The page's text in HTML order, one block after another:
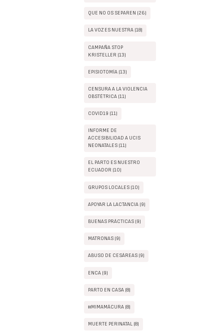
QUE NO OS SEPAREN (26)
LA VOZ ES NUESTRA (18)
CAMPAÑA STOP
KRISTELLER (13)
EPISIOTOMÍA (13)
CENSURA A LA VIOLENCIA
OBSTÉTRICA (11)
COVID19 (11)
INFORME DE
ACCESIBILIDAD A UCIS
NEONATALES (11)
EL PARTO ES NUESTRO
ECUADOR (10)
GRUPOS LOCALES (10)
APOYAR LA LACTANCIA (9)
BUENAS PRÁCTICAS (9)
MATRONAS (9)
ABUSO DE CESÁREAS (9)
ENCA (9)
PARTO EN CASA (8)
#MIMAMÁCURA (8)
MUERTE PERINATAL (8)